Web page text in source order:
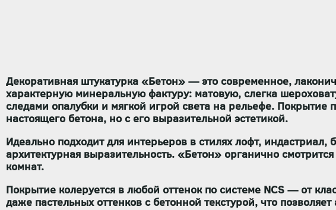
Декоративная штукатурка «Бетон» — это современное,
характерную минеральную фактуру: матовую, слегка
следами опалубки и мягкой игрой света на рельефе.
настоящего бетона, но с его выразительной эстетикой.
Идеально подходит для интерьеров в стиляхлофт, индастриал,
архитектурная выразительность. «Бетон» органично
комнат.
Покрытие колеруется в любой оттенок по системе NCS — от
даже пастельных оттенков с бетонной текстурой, что